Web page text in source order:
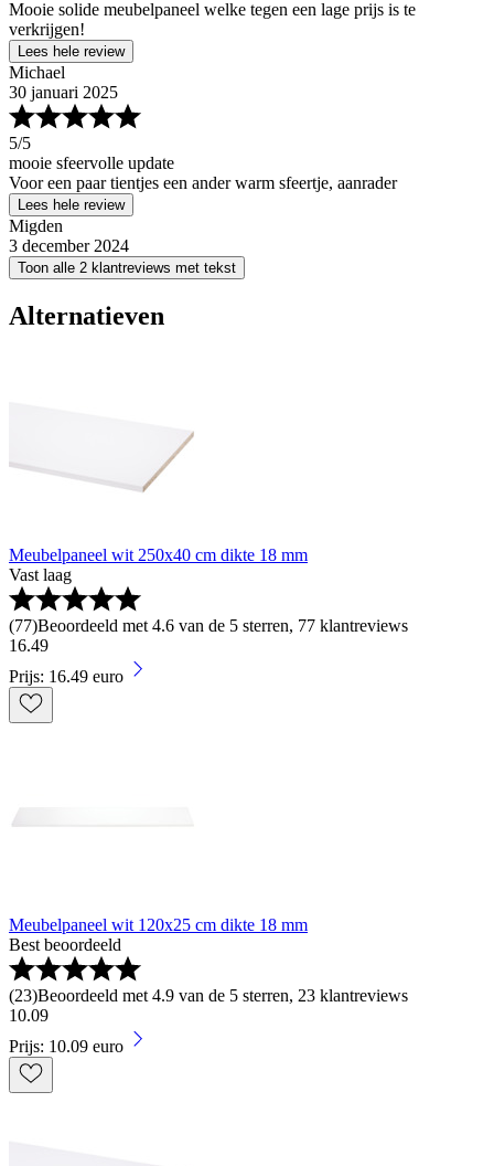
Mooie solide meubelpaneel welke tegen een lage prijs is te
verkrijgen!
Lees hele review
Michael
30 januari 2025
5/5
mooie sfeervolle update
Voor een paar tientjes een ander warm sfeertje, aanrader
Lees hele review
Migden
3 december 2024
Toon alle 2 klantreviews met tekst
Alternatieven
Meubelpaneel wit 250x40 cm dikte 18 mm
Vast laag
(77)Beoordeeld met 4.6 van de 5 sterren, 77 klantreviews
16.49
Prijs: 16.49 euro
Meubelpaneel wit 120x25 cm dikte 18 mm
Best beoordeeld
(23)Beoordeeld met 4.9 van de 5 sterren, 23 klantreviews
10.09
Prijs: 10.09 euro